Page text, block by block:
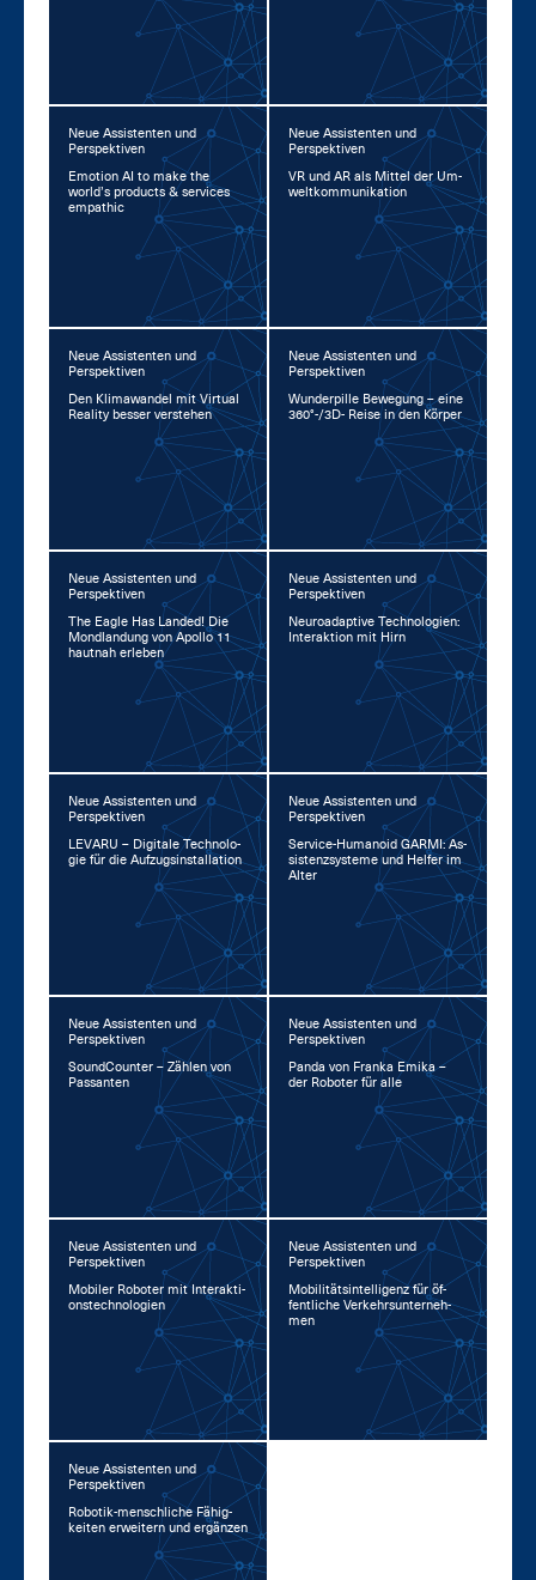
Neue Assistenten und
Perspektiven
Emo­ti­on AI to ma­ke the
world’s pro­ducts & ser­vices
em­pa­thic
Neue Assistenten und
Perspektiven
VR und AR als Mit­tel der Um­
welt­kom­mu­ni­ka­ti­on
Neue Assistenten und
Perspektiven
Den Kli­ma­wan­del mit Vir­tu­al
Rea­li­ty bes­ser ver­ste­hen
Neue Assistenten und
Perspektiven
Wun­der­pil­le Be­we­gung – ei­ne
360°-/3D- Rei­se in den Kör­per
Neue Assistenten und
Perspektiven
The Ea­gle Has Lan­ded! Die
Mond­lan­dung von Apol­lo 11
haut­nah er­le­ben
Neue Assistenten und
Perspektiven
Neu­road­ap­ti­ve Tech­no­lo­gi­en:
In­ter­ak­ti­on mit Hirn
Neue Assistenten und
Perspektiven
LE­VA­RU – Di­gi­ta­le Tech­no­lo­
gie für die Auf­zug­s­in­stal­la­ti­on
Neue Assistenten und
Perspektiven
Ser­vice-Hu­ma­no­id GAR­MI: As­
sis­tenz­sys­te­me und Hel­fer im
Al­ter
Neue Assistenten und
Perspektiven
Sound­Coun­ter – Zäh­len von
Pas­san­ten
Neue Assistenten und
Perspektiven
Pan­da von Fran­ka Emi­ka –
der Ro­bo­ter für al­le
Neue Assistenten und
Perspektiven
Mo­bi­ler Ro­bo­ter mit In­ter­ak­ti­
ons­tech­no­lo­gi­en
Neue Assistenten und
Perspektiven
Mo­bi­li­täts­in­tel­li­genz für öf­
fent­li­che Ver­kehrs­un­ter­neh­
men
Neue Assistenten und
Perspektiven
Ro­bo­tik-mensch­li­che Fä­hig­
kei­ten er­wei­tern und er­gän­zen